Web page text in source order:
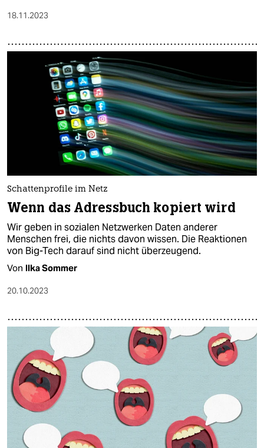
18.11.2023
Schattenprofile im Netz
Wenn das Adressbuch kopiert wird
Wir geben in sozialen Netzwerken Daten anderer
Menschen frei, die nichts davon wissen. Die Reaktionen
von Big-Tech darauf sind nicht überzeugend.
Von Ilka Sommer
20.10.2023